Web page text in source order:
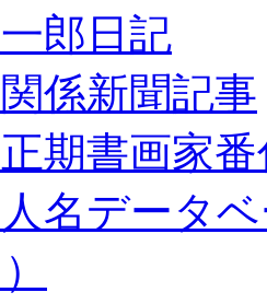
郎日記
係新聞記事
期書画家
名データ